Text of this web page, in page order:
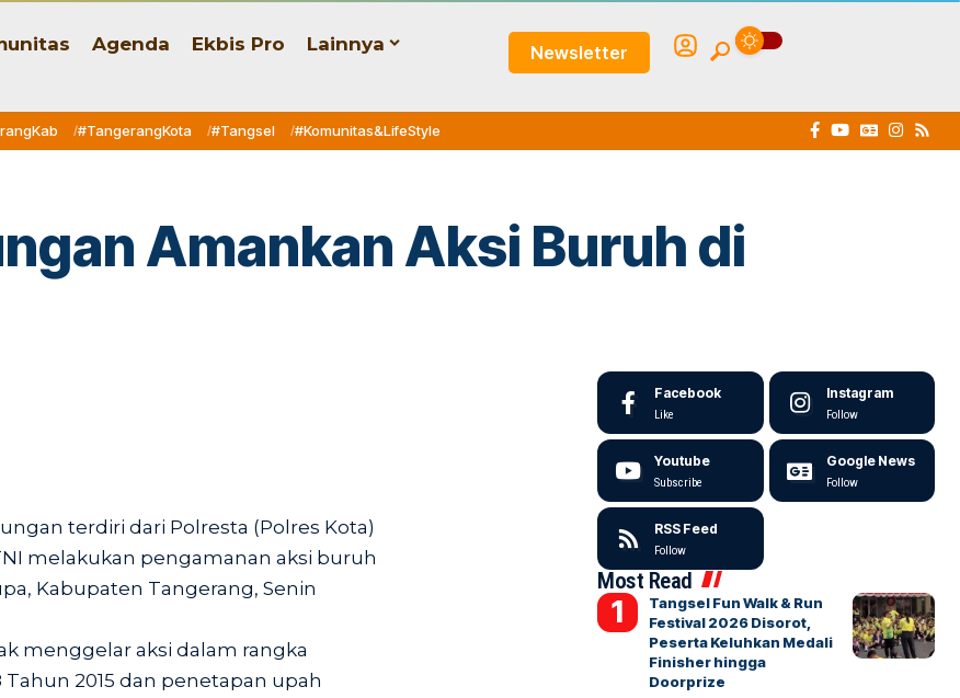
Agenda Ekbis Pro Lainnya Newsletter
#TangerangKota #Tangsel #Komunitas&LifeStyle
Amankan Aksi Buruh di
terdiri dari Polresta (Polres Kota)
melakukan pengamanan aksi buruh
Kabupaten Tangerang, Senin
menggelar aksi dalam rangka
2015 dan penetapan upah
Facebook
Like
Instagram
Follow
Youtube
Subscribe
Google News
Follow
RSS Feed
Follow
Most Read
Tangsel Fun Walk & Run
Festival 2026 Disorot,
Peserta Keluhkan Medali
Finisher hingga
Doorprize